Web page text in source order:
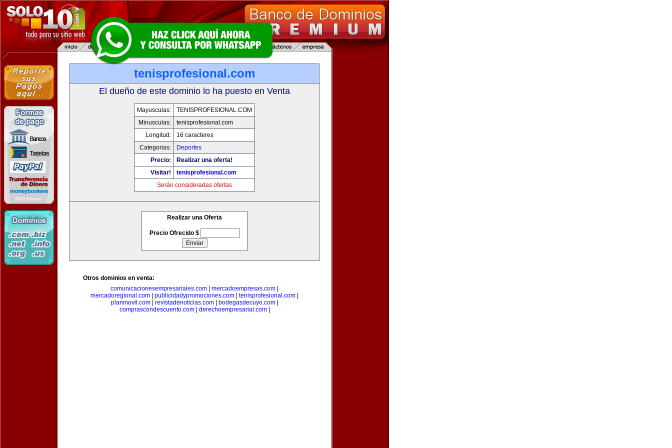
tenisprofesional.com
El dueño de este dominio lo ha puesto en Venta
Mayusculas:
TENISPROFESIONAL.COM
Minusculas:
tenisprofesional.com
Longitud:
16 caracteres
Categorias:
Deportes
Precio:
Realizar una oferta!
Visitar!
tenisprofesional.com
Serán consideradas ofertas
Realizar una Oferta
Precio Ofrecido $
Otros dominios en venta:
comunicacionesempresariales.com
mercadoempresas.com
mercadoregional.com
publicidadypromociones.com tenisprofesional.com
planmovil.com| revistadenoticias.com| bodegasdecuyo.com|
comprascondescuento.com| derechoempresarial.com|